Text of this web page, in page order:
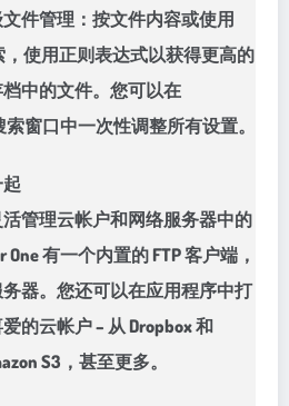
件管理：按文件内容或使用
使用正则表达式以获得更高的
中的文件。您可以在
索窗口中一次性调整所有设置。
管理云帐户和网络服务器中的
有一个内置的 FTP 客户端，
器。您还可以在应用程序中打
的云帐户 – 从 Dropbox 和
S3，甚至更多。